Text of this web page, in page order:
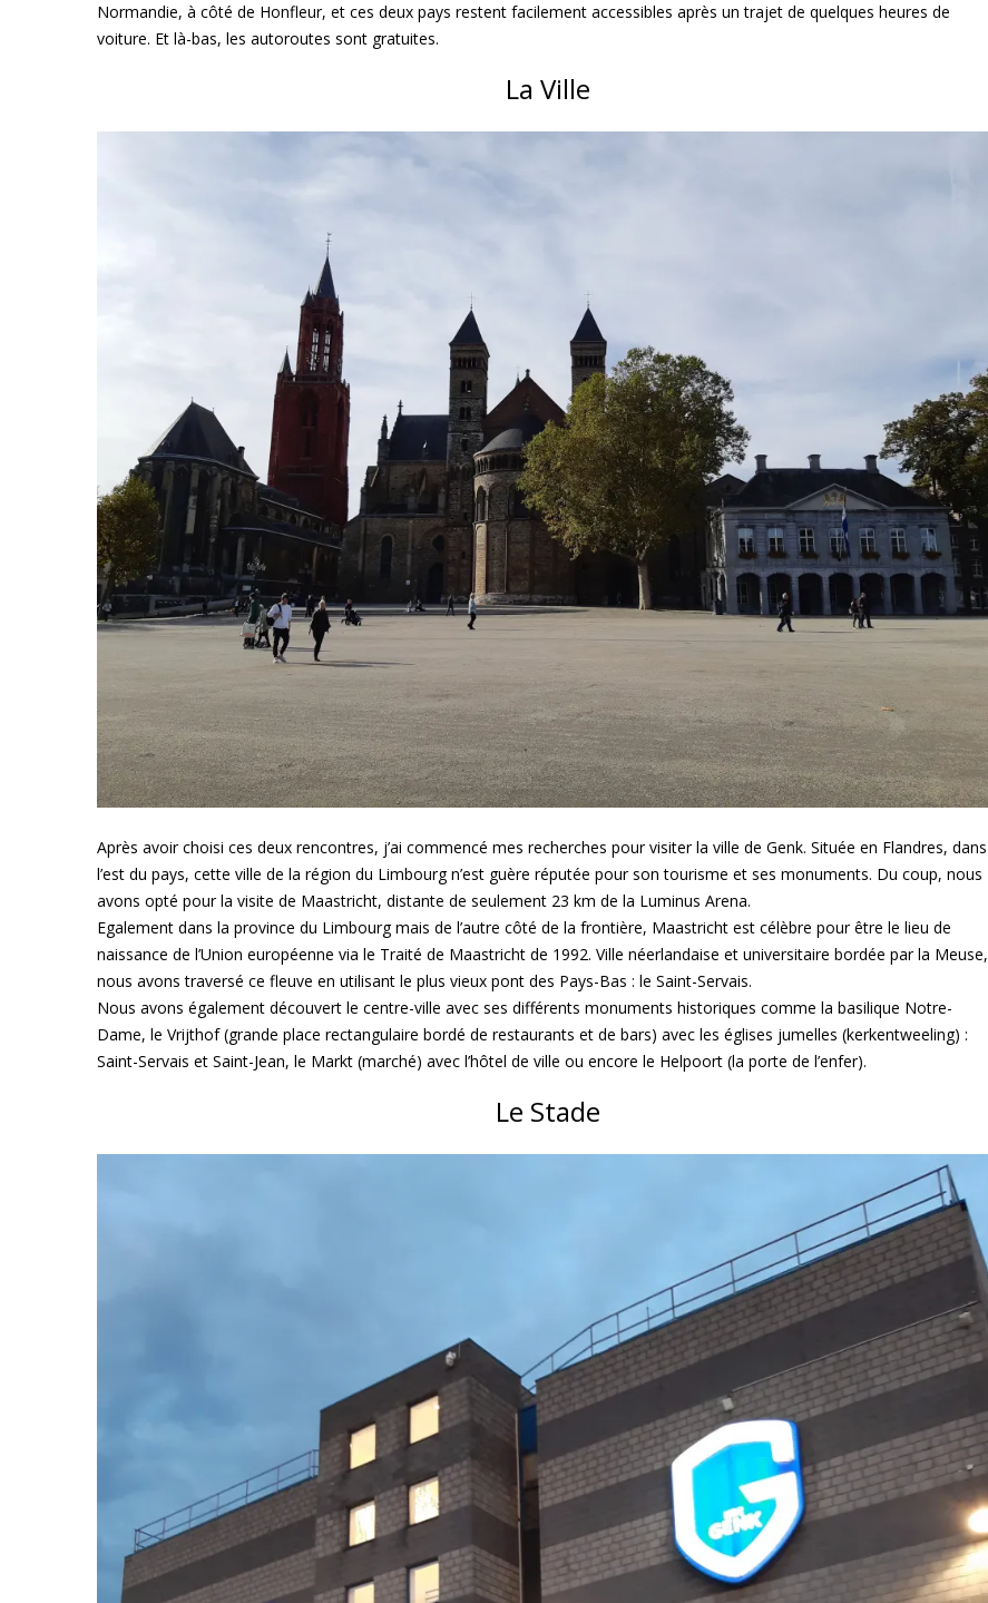
Normandie, à côté de Honfleur, et ces deux pays restent facilement accessibles après un trajet de quelques heures de
voiture. Et là-bas, les autoroutes sont gratuites.
La Ville
Après avoir choisi ces deux rencontres, j’ai commencé mes recherches pour visiter la ville de Genk. Située en Flandres, dans
l’est du pays, cette ville de la région du Limbourg n’est guère réputée pour son tourisme et ses monuments. Du coup, nous
avons opté pour la visite de Maastricht, distante de seulement 23 km de la Luminus Arena.
Egalement dans la province du Limbourg mais de l’autre côté de la frontière, Maastricht est célèbre pour être le lieu de
naissance de l’Union européenne via le Traité de Maastricht de 1992. Ville néerlandaise et universitaire bordée par la Meuse,
nous avons traversé ce fleuve en utilisant le plus vieux pont des Pays-Bas : le Saint-Servais.
Nous avons également découvert le centre-ville avec ses différents monuments historiques comme la basilique Notre-
Dame, le Vrijthof (grande place rectangulaire bordé de restaurants et de bars) avec les églises jumelles (kerkentweeling) :
Saint-Servais et Saint-Jean, le Markt (marché) avec l’hôtel de ville ou encore le Helpoort (la porte de l’enfer).
Le Stade